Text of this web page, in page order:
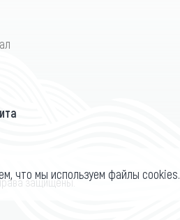
защищены.
что мы используем файлы cookies.